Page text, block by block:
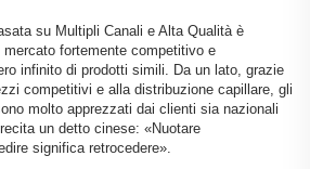
su Multipli Canali e Alta Qualità è
fortemente competitivo e
infinito di prodotti simili. Da un lato, grazie
competitivi e alla distribuzione capillare, gli
molto apprezzati dai clienti sia nazionali
un detto cinese: «Nuotare
significa retrocedere».